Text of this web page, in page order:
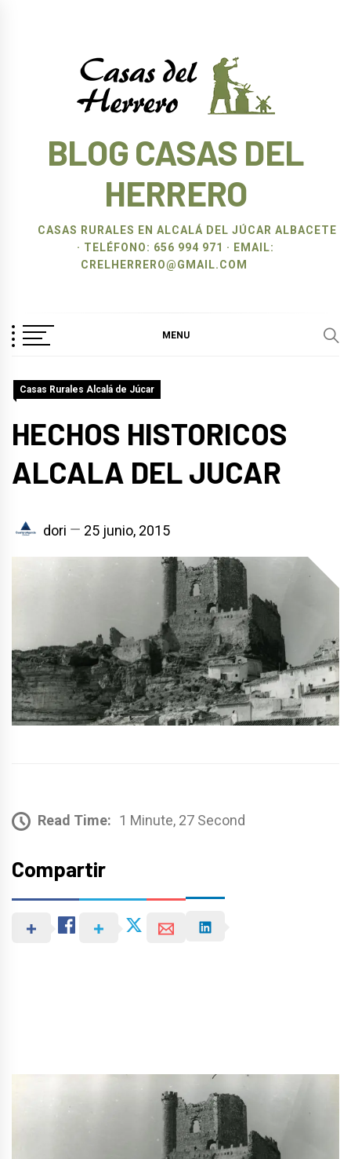
BLOG CASAS DEL
HERRERO
CASAS RURALES EN ALCALÁ DEL JÚCAR ALBACETE
· TELÉFONO: 656 994 971 · EMAIL:
CRELHERRERO@GMAIL.COM
MENU
Casas Rurales Alcalá de Júcar
HECHOS HISTORICOS
ALCALA DEL JUCAR
dori 25 junio, 2015
Read Time: 1 Minute, 27 Second
Compartir